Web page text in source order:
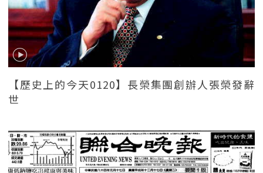
【歷史上的今天0120】長榮集團創辦人張榮發辭
世